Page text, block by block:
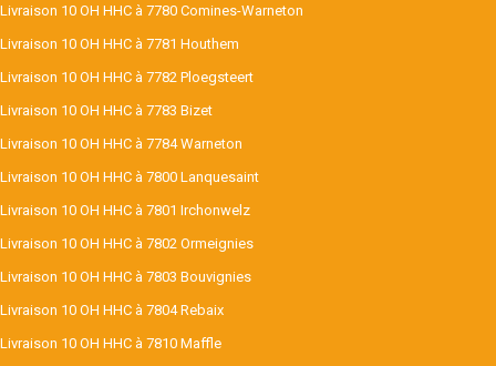
Livraison 10 OH HHC à 7780 Comines-Warneton
Livraison 10 OH HHC à 7781 Houthem
Livraison 10 OH HHC à 7782 Ploegsteert
Livraison 10 OH HHC à 7783 Bizet
Livraison 10 OH HHC à 7784 Warneton
Livraison 10 OH HHC à 7800 Lanquesaint
Livraison 10 OH HHC à 7801 Irchonwelz
Livraison 10 OH HHC à 7802 Ormeignies
Livraison 10 OH HHC à 7803 Bouvignies
Livraison 10 OH HHC à 7804 Rebaix
Livraison 10 OH HHC à 7810 Maffle